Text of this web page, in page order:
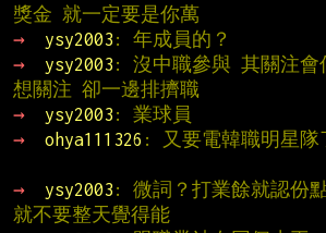
獎金 就一定要是你萬
→
ysy2003 : 年成員的？
→
ysy2003 : 沒中職參與 其關注會
想關注 卻一邊排擠職
→
ysy2003 : 業球員
→
ohya111326 : 又要電韓職明星隊
→
ysy2003 : 微詞？打業餘就認份
就不要整天覺得能